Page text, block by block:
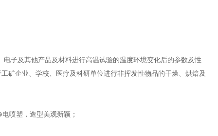
子及其他产品及材料进行高温试验的温度环境变化后的参数及性
矿企业、学校、医疗及科研单位进行非挥发性物品的干燥、烘焙及
喷塑，造型美观新颖；